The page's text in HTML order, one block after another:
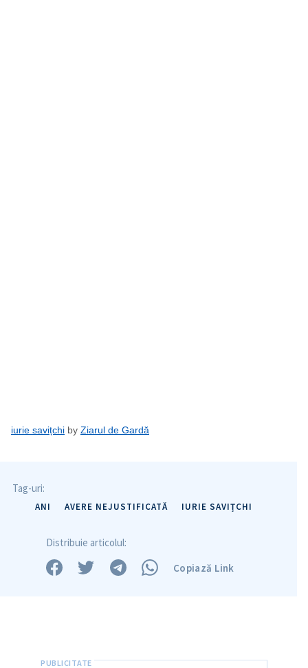
iurie savițchi by Ziarul de Gardă
Tag-uri:
ANI AVERE NEJUSTIFICATĂ IURIE SAVIȚCHI
Distribuie articolul:
Copiază Link